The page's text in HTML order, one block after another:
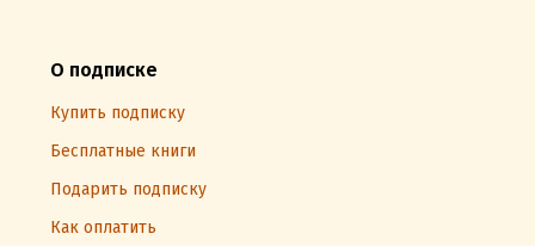
О подписке
Купить подписку
Бесплатные книги
Подарить подписку
Как оплатить